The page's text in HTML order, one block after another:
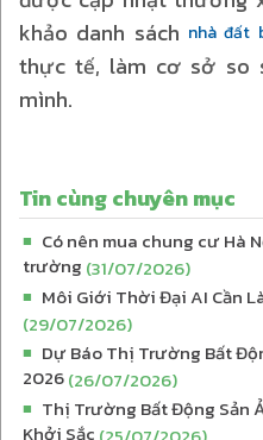
khảo danh sách nhà đất
thực tế, làm cơ sở so
mình.
Tin cùng chuyên mục
■ Có nên mua chung cư Hà
trường (31/07/2026)
■ Môi Giới Thời Đại AI Cần
(29/07/2026)
■ Dự Báo Thị Trường Bất
2026(26/07/2026)
■ Thị Trường Bất Động Sản
Khởi Sắc